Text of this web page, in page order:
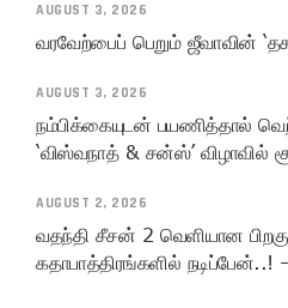
AUGUST 3, 2026
வரவேற்பைப் பெறும் ஜீவாவின்
AUGUST 3, 2026
நம்பிக்கையுடன் பயணித்தால்
‘விஸ்வநாத் & சன்ஸ்’ விழாவில்
AUGUST 2, 2026
வதந்தி சீசன் 2 வெளியான
கதாபாத்திரங்களில் நடிப்பேன்..! –